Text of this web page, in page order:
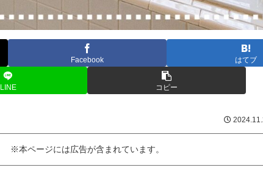
Facebook はてブ
LINE コピー
※本ページには広告が含まれています。